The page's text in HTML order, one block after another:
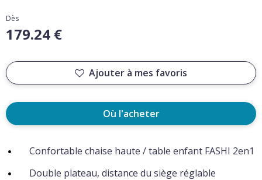
Dès
179.24 €
Ajouter à mes favoris
Où l'acheter
Confortable chaise haute / table enfant FASHI 2en1
Double plateau, distance du siège réglable